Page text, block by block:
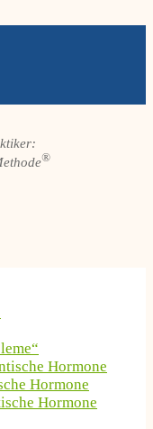
®
Hormone
Hormone
Hormone